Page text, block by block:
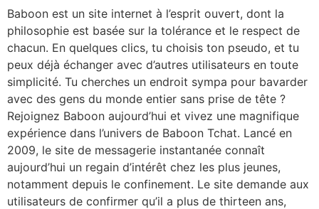
Baboon est un site internet à l’esprit ouvert, dont la
philosophie est basée sur la tolérance et le respect de
chacun. En quelques clics, tu choisis ton pseudo, et tu
peux déjà échanger avec d’autres utilisateurs en toute
simplicité. Tu cherches un endroit sympa pour bavarder
avec des gens du monde entier sans prise de tête ?
Rejoignez Baboon aujourd’hui et vivez une magnifique
expérience dans l’univers de Baboon Tchat. Lancé en
2009, le site de messagerie instantanée connaît
aujourd’hui un regain d’intérêt chez les plus jeunes,
notamment depuis le confinement. Le site demande aux
utilisateurs de confirmer qu’il a plus de thirteen ans,